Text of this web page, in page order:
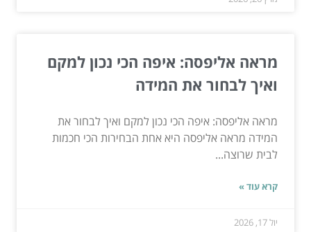
מראה אליפסה: איפה הכי נכון למקם
ואיך לבחור את המידה
מראה אליפסה: איפה הכי נכון למקם ואיך לבחור את
המידה מראה אליפסה היא אחת הבחירות הכי חכמות
לבית שרוצה...
קרא עוד »
יול 17, 2026